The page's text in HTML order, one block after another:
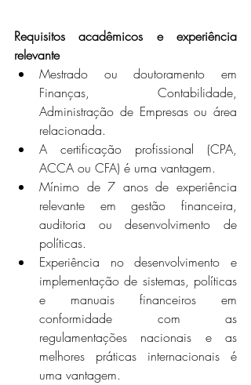
Requisitos acadêmicos e experiência
relevante
Mestrado ou doutoramento em
Finanças, Contabilidade,
Administração de Empresas ou área
relacionada.
A certificação profissional (CPA,
ACCA ou CFA) é uma vantagem.
Mínimo de 7 anos de experiência
relevante em gestão financeira,
auditoria ou desenvolvimento de
políticas.
Experiência no desenvolvimento e
implementação de sistemas, políticas
e manuais financeiros em
conformidade com as
regulamentações nacionais e as
melhores práticas internacionais é
uma vantagem.